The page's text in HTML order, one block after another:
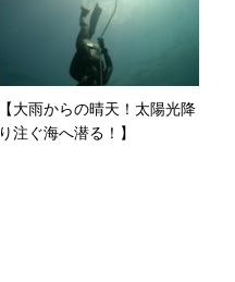
【大雨からの晴天！太陽光降
り注ぐ海へ潜る！】